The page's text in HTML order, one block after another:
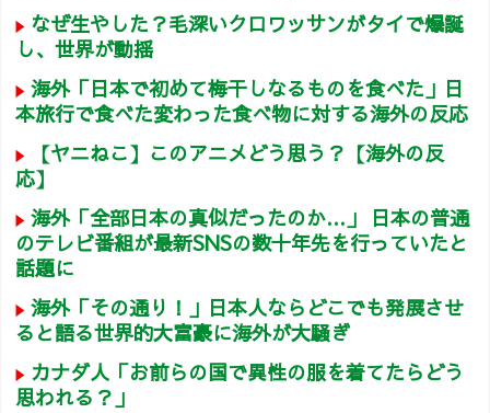
なぜ生やした？毛深いクロワッサンがタイで爆誕
し、世界が動揺
海外「日本で初めて梅干しなるものを食べた」日
本旅行で食べた変わった食べ物に対する海外の反応
【ヤニねこ】このアニメどう思う？【海外の反
応】
海外「全部日本の真似だったのか…」 日本の普通
のテレビ番組が最新SNSの数十年先を行っていたと
話題に
海外「その通り！」日本人ならどこでも発展させ
ると語る世界的大富豪に海外が大騒ぎ
カナダ人「お前らの国で異性の服を着てたらどう
思われる？」